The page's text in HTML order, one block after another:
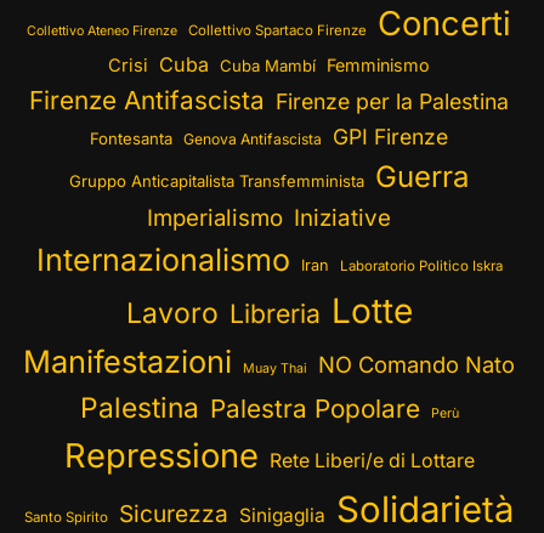
Collettivo Ateneo Firenze Collettivo Spartaco Firenze Concerti
Crisi Cuba Cuba Mambí Femminismo
Firenze Antifascista Firenze per la Palestina
Fontesanta Genova Antifascista GPI Firenze
Gruppo Anticapitalista Transfemminista Guerra
Imperialismo Iniziative
Internazionalismo Iran Laboratorio Politico Iskra
Lavoro Libreria Lotte
Manifestazioni Muay Thai NO Comando Nato
Palestina Palestra Popolare Perù
Repressione Rete Liberi/e di Lottare
Santo Spirito Sicurezza Sinigaglia Solidarietà